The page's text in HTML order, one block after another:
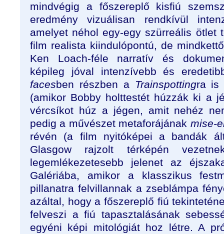
mindvégig a főszereplő kisfiú
eredmény vizuálisan rendkívül
amelyet néhol egy-egy szürreális ötlet
film realista kiindulópontú, de
Ken Loach-féle narratív és
képileg jóval intenzívebb és
facesben részben a Trainspottingra is
(amikor Bobby holttestét húzzák ki a
vércsíkot húz a jégen, amit nehéz
pedig a művészet metaforájának mise-
révén (a film nyitóképei a bandák
Glasgow rajzolt térképén
legemlékezetesebb jelenet az
Galériába, amikor a klasszikus
pillanatra felvillannak a zseblámpa
azáltal, hogy a főszereplő fiú
felveszi a fiú tapasztalásának
egyéni képi mitológiát hoz létre. A